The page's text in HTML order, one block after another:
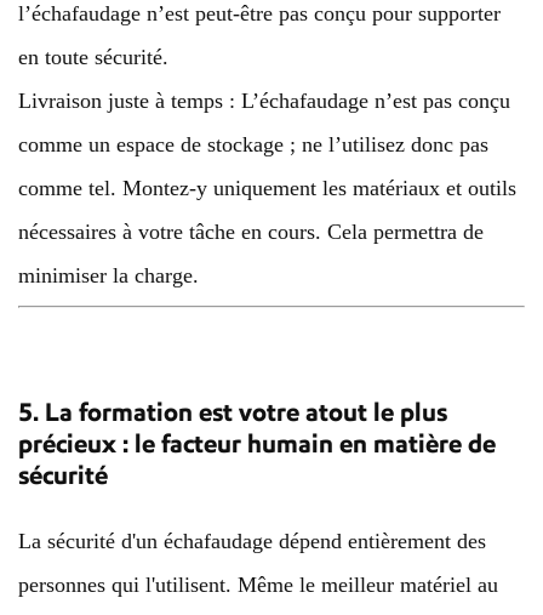
l’échafaudage n’est peut-être pas conçu pour supporter
en toute sécurité.
Livraison juste à temps : L’échafaudage n’est pas conçu
comme un espace de stockage ; ne l’utilisez donc pas
comme tel. Montez-y uniquement les matériaux et outils
nécessaires à votre tâche en cours. Cela permettra de
minimiser la charge.
5. La formation est votre atout le plus
précieux : le facteur humain en matière de
sécurité
La sécurité d'un échafaudage dépend entièrement des
personnes qui l'utilisent. Même le meilleur matériel au